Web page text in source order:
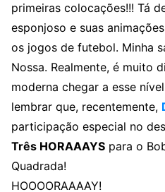
primeiras colocações!!! Tá
esponjoso e suas
os jogos de futebol. Minha
Nossa. Realmente, é muito
moderna chegar a esse
lembrar que, recentemente,
participação especial no
Três HORAAAYS para o
Quadrada!
HOOOORAAAAY!